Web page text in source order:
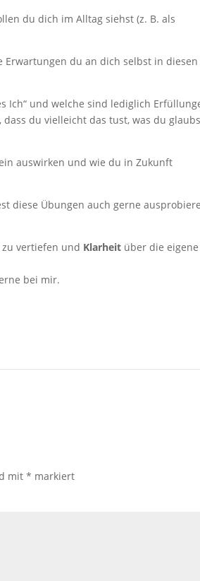
du dich im Alltag siehst (z. B. als
du an dich selbst in diesen
Ich“ und welche sind lediglich
du vielleicht das tust, was du
auswirken und wie du in Zukunft
diese Übungen auch gerne
zu vertiefen und Klarheit über die eigene
bei mir.
mit* markiert